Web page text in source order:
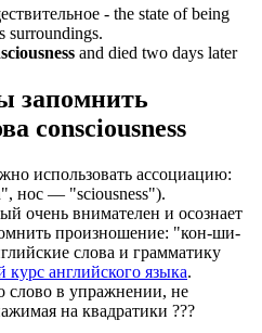
- the state of being
surroundings.
and died two days later
запомнить
consciousness
использовать ассоциацию:
нос — "sciousness").
очень внимателен и осознает
произношение: "кон-ши-
слова и грамматику
курс английского языка.
слово в упражнении, не
на квадратики ???